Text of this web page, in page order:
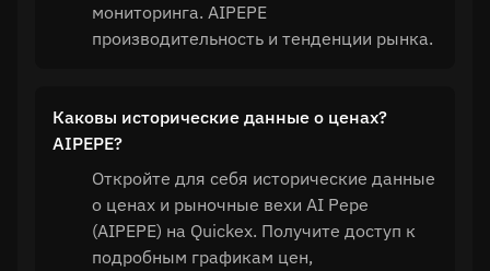
мониторинга. AIPEPE
производительность и тенденции рынка.
Каковы исторические данные о ценах?
AIPEPE?
Откройте для себя исторические данные
о ценах и рыночные вехи AI Pepe
(AIPEPE) на Quickex. Получите доступ к
подробным графикам цен,